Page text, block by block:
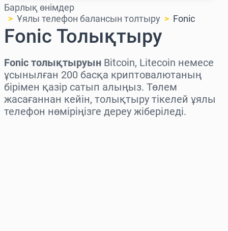
Барлық өнімдер
Ұялы телефон балансын толтыру
Fonic
Fonic Толықтыру
Fonic толықтыруын Bitcoin, Litecoin немесе
ұсынылған 200 басқа криптовалютаның
бірімен қазір сатып алыңыз. Төлем
жасағаннан кейін, толықтыру тікелей ұялы
телефон нөміріңізге дереу жіберіледі.